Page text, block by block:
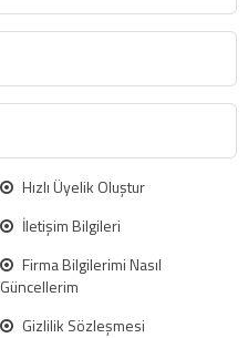
Hızlı Üyelik Oluştur
İletişim Bilgileri
Firma Bilgilerimi Nasıl
Güncellerim
Gizlilik Sözleşmesi